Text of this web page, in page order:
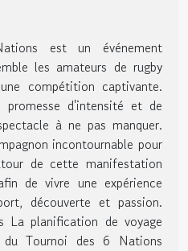
est un événement
les amateurs de rugby
compétition captivante.
d'intensité et de
à ne pas manquer.
incontournable pour
de cette manifestation
de vivre une expérience
découverte et passion.
La planification de voyage
du Tournoi des 6 Nations